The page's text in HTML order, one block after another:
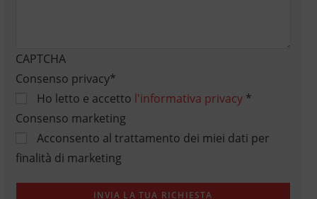
CAPTCHA
Consenso privacy*
Ho letto e accetto l'informativa privacy*
Consenso marketing
Acconsento al trattamento dei miei dati per
finalità di marketing